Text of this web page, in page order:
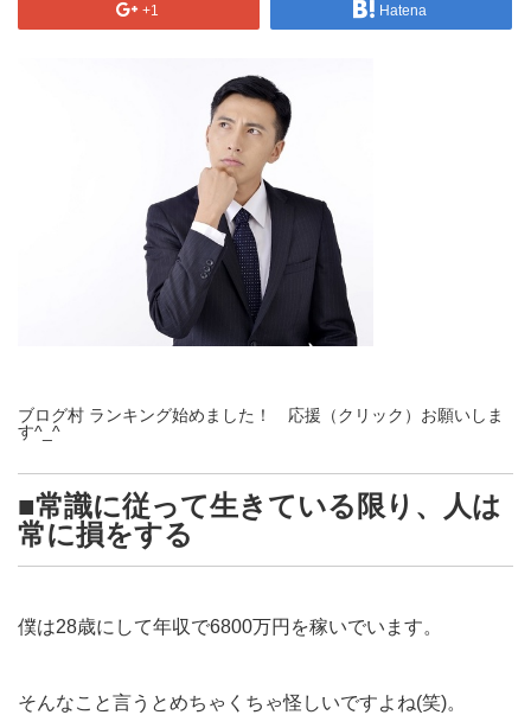
+1 Hatena
ブログ村 ランキング始めました！ 応援（クリック）お願いしま
す^_^
■常識に従って生きている限り、人は
常に損をする
僕は28歳にして年収で6800万円を稼いでいます。
そんなこと言うとめちゃくちゃ怪しいですよね(笑)。